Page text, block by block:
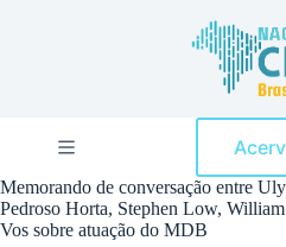
a
o
c
Memorando de conversação entre
Pedroso Horta, Stephen Low,
Vos sobre atuação do MDB